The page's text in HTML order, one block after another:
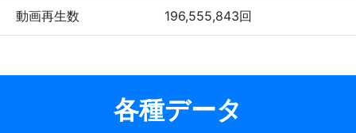
動画再生数 196,555,843回
各種データ